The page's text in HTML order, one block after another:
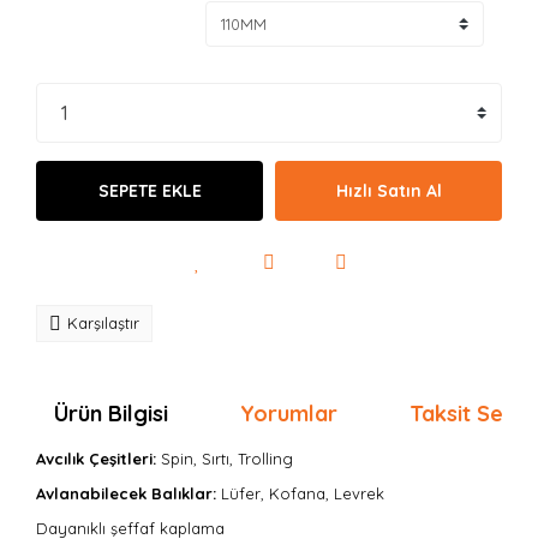
SEPETE EKLE Hızlı Satın Al
Karşılaştır
Ürün Bilgisi Yorumlar Taksit
Avcılık Çeşitleri: Spin, Sırtı, Trolling
Avlanabilecek Balıklar: Lüfer, Kofana, Levrek
Dayanıklı şeffaf kaplama